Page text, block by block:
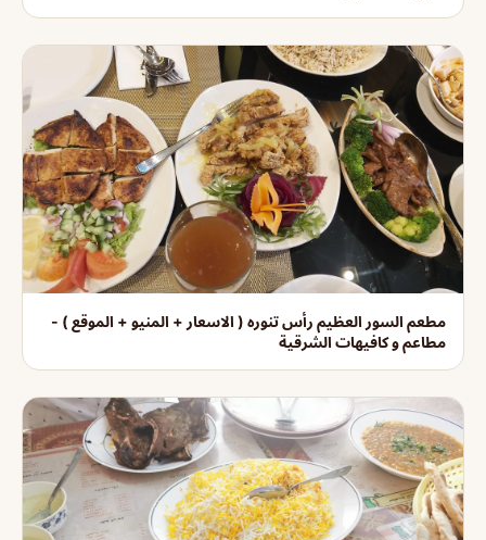
مطعم السور العظيم رأس تنوره ( الاسعار + المنيو + الموقع ) -
مطاعم و كافيهات الشرقية